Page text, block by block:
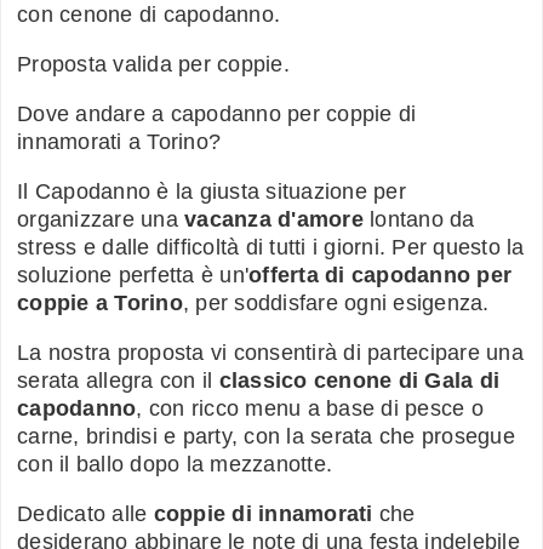
con cenone di capodanno.
Proposta valida per coppie.
Dove andare a capodanno per coppie di
innamorati a Torino?
Il Capodanno è la giusta situazione per
organizzare una vacanza d'amorelontano da
stress e dalle difficoltà di tutti i giorni. Per questo la
soluzione perfetta è un'offerta di capodanno per
coppie a Torino, per soddisfare ogni esigenza.
La nostra proposta vi consentirà di partecipare una
serata allegra con il classico cenone di Gala di
capodanno, con ricco menu a base di pesce o
carne, brindisi e party, con la serata che prosegue
con il ballo dopo la mezzanotte.
Dedicato alle coppie di innamorati che
desiderano abbinare le note di una festa indelebile